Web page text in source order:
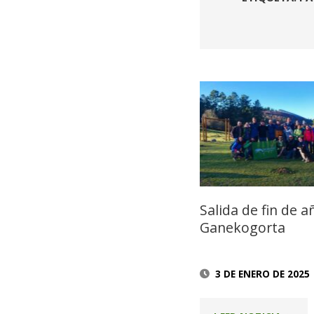
Salida de fin de
Ganekogorta
3 DE ENERO DE 2025